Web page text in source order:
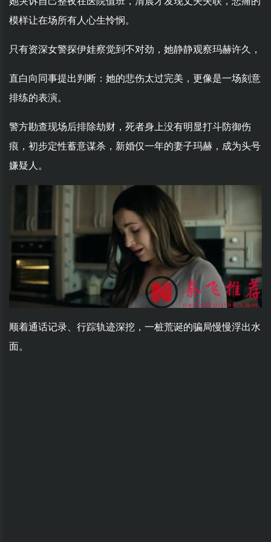
模样让在场所有人心生怜悯。
只有资深女警探伊娃察觉到不对劲，她静静观察玛赫许久，
直白向同事提出判断：她的悲伤太过完美，更像是一场刻意
排练的表演。
警方勘查现场后排除劫财，死者身上没有明显打斗防御伤
痕，初步定性蓄意谋杀，新婚仅一年的妻子玛赫，成为头号
嫌疑人。
顺着通话记录、行踪轨迹深挖，一桩荒诞的骗局慢慢浮出水
面。